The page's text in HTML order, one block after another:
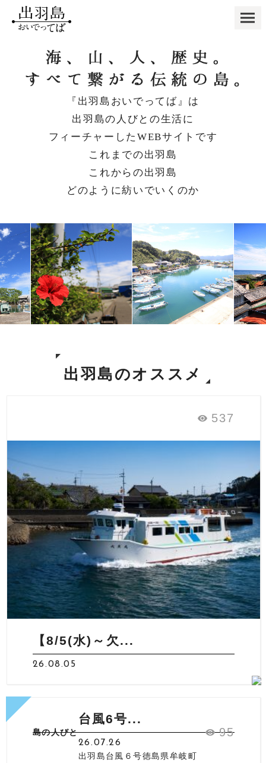
『出羽島おいでってば』は
出羽島の人びとの生活に
フィーチャーしたWEBサイトです
これまでの出羽島
これからの出羽島
どのように紡いでいくのか
出羽島のオススメ
537
【8/5(水)～欠...
26.08.05
島の人びと 95
台風6号...
26.07.26
出羽島台風６号徳島県牟岐町